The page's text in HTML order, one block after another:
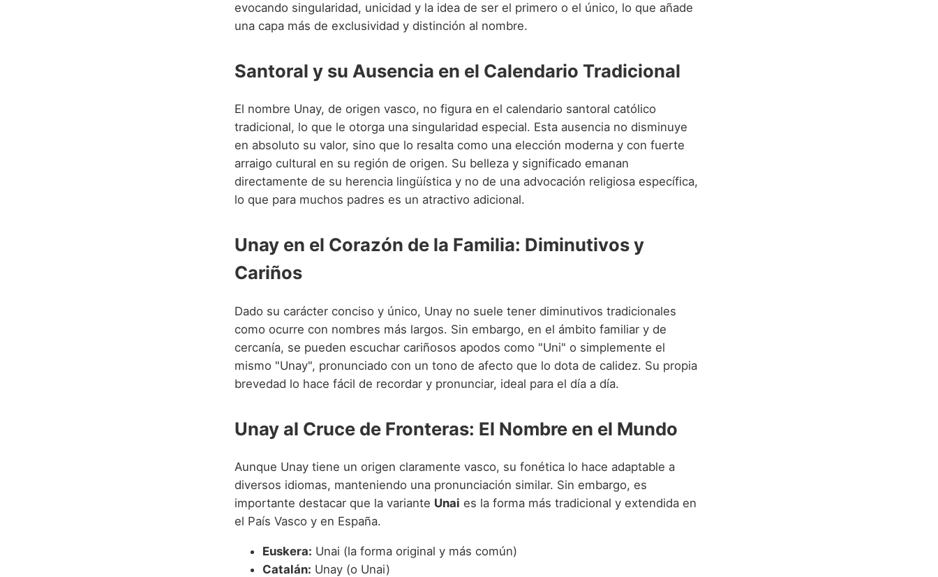
evocando singularidad, unicidad y la idea de ser el primero o el único, lo que añade
una capa más de exclusividad y distinción al nombre.
Santoral y su Ausencia en el Calendario Tradicional
El nombre Unay, de origen vasco, no figura en el calendario santoral católico
tradicional, lo que le otorga una singularidad especial. Esta ausencia no disminuye
en absoluto su valor, sino que lo resalta como una elección moderna y con fuerte
arraigo cultural en su región de origen. Su belleza y significado emanan
directamente de su herencia lingüística y no de una advocación religiosa específica,
lo que para muchos padres es un atractivo adicional.
Unay en el Corazón de la Familia: Diminutivos y
Cariños
Dado su carácter conciso y único, Unay no suele tener diminutivos tradicionales
como ocurre con nombres más largos. Sin embargo, en el ámbito familiar y de
cercanía, se pueden escuchar cariñosos apodos como "Uni" o simplemente el
mismo "Unay", pronunciado con un tono de afecto que lo dota de calidez. Su propia
brevedad lo hace fácil de recordar y pronunciar, ideal para el día a día.
Unay al Cruce de Fronteras: El Nombre en el Mundo
Aunque Unay tiene un origen claramente vasco, su fonética lo hace adaptable a
diversos idiomas, manteniendo una pronunciación similar. Sin embargo, es
importante destacar que la variante Unai es la forma más tradicional y extendida en
el País Vasco y en España.
Euskera: Unai (la forma original y más común)
Catalán: Unay (o Unai)